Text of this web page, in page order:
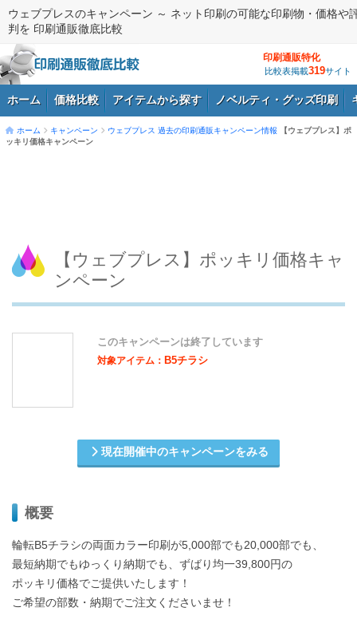
ウェブプレスのキャンペーン ～ ネット印刷の可能な印刷物・価格や
判を 印刷通販徹底比較
印刷通販特化
比較表掲載319サイト
ホーム 価格比較 アイテムから探す ノベルティ・グッズ印刷
ホーム キャンペーン ウェブプレス 過去の印刷通販キャンペーン情報
【ウェブプレス】ポ
ッキリ価格キャンペーン
【ウェブプレス】ポッキリ価格キャ
ンペーン
このキャンペーンは終了しています
対象アイテム： B5チラシ
現在開催中のキャンペーンをみる
概要
輪転B5チラシの両面カラー印刷が5,000部でも20,000部でも、
最短納期でもゆっくり納期でも、ずばり均一39,800円の
ポッキリ価格でご提供いたします！
ご希望の部数・納期でご注文くださいませ！